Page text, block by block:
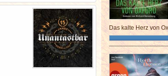
Das kalte Herz von